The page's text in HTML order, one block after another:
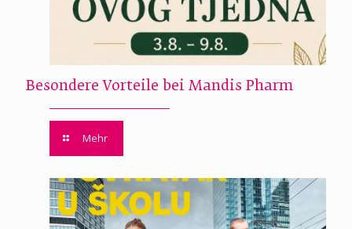
Besondere Vorteile bei Mandis Pharm
Mehr